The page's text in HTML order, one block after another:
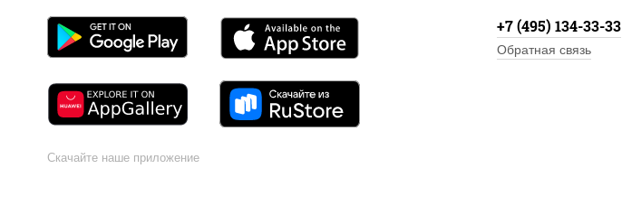
Скачайте наше приложение
+7 (495) 134-33-33
Обратная связь